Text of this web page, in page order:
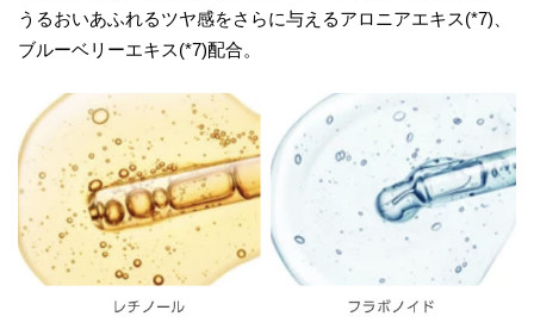
うるおいあふれるツヤ感をさらに与えるアロニアエキス(*7)、
ブルーベリーエキス(*7)配合。